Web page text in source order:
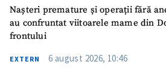
Nașteri premature și operații fără
au confruntat viitoarele mame din
frontului
EXTERN 6 august 2026, 10:46
Fotografie
+ Încarcă imagine